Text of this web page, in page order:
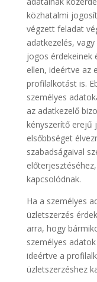
közhatalmi
végzett feladat
adatkezelés,
jogos érdekeinek
ellen, ideértve az
profilalkotást is.
személyes
az adatkezelő
kényszerítő erejű
elsőbbséget
szabadságaival
kapcsolódnak.
Ha a személyes
üzletszerzés
arra, hogy
személyes
ideértve a
üzletszerzéshez